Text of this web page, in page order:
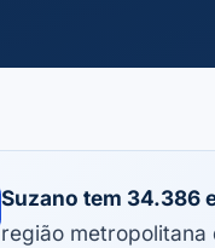
Suzano tem 34.386
região metropolitana